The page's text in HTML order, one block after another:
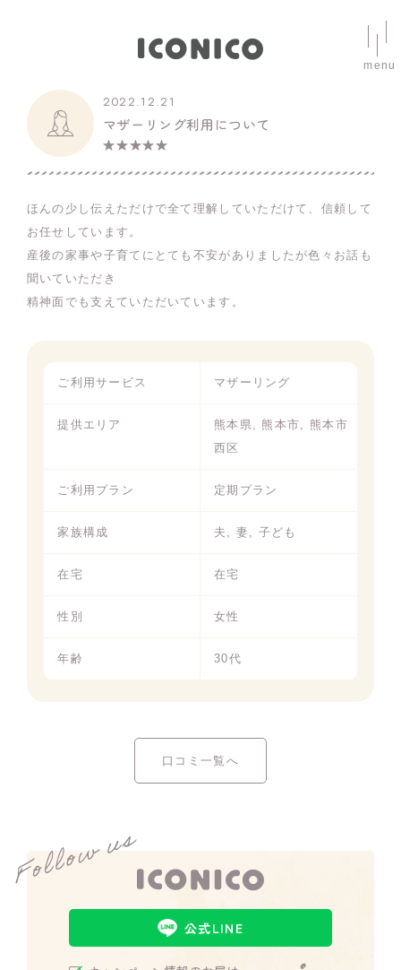
menu
2022.12.21
マザーリング利用について
★★★★★
ほんの少し伝えただけで全て理解していただけて、信頼して
お任せしています。
産後の家事や子育てにとても不安がありましたが色々お話も
聞いていただき
精神面でも支えていただいています。
ご利用サービス マザーリング
提供エリア
熊本県, 熊本市, 熊本市
西区
ご利用プラン 定期プラン
家族構成 夫, 妻, 子ども
在宅 在宅
性別 女性
年齢 30代
口コミ一覧へ
公式LINE